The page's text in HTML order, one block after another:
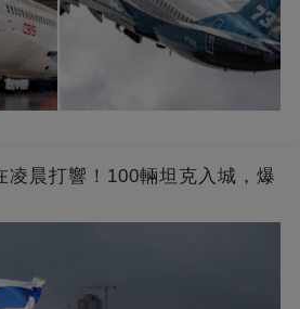
凌晨打響！100輛坦克入城，爆